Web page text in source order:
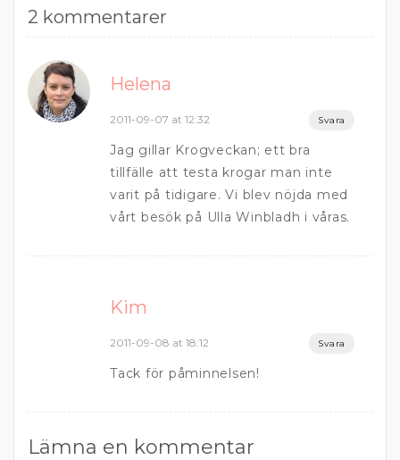
2 kommentarer
Helena
2011-09-07 at 12:32 Svara
Jag gillar Krogveckan; ett bra
tillfälle att testa krogar man inte
varit på tidigare. Vi blev nöjda med
vårt besök på Ulla Winbladh i våras.
Kim
2011-09-08 at 18:12 Svara
Tack för påminnelsen!
Lämna en kommentar